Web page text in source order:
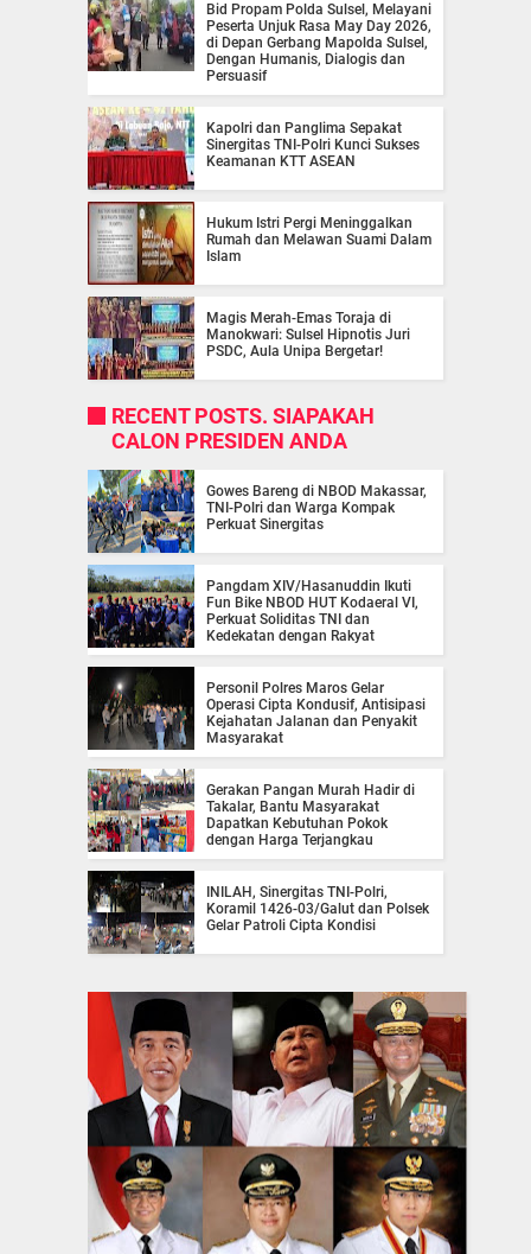
Bid Propam Polda Sulsel, Melayani
Peserta Unjuk Rasa May Day 2026,
di Depan Gerbang Mapolda Sulsel,
Dengan Humanis, Dialogis dan
Persuasif
Kapolri dan Panglima Sepakat
Sinergitas TNI-Polri Kunci Sukses
Keamanan KTT ASEAN
Hukum Istri Pergi Meninggalkan
Rumah dan Melawan Suami Dalam
Islam
Magis Merah-Emas Toraja di
Manokwari: Sulsel Hipnotis Juri
PSDC, Aula Unipa Bergetar!
RECENT POSTS. SIAPAKAH
CALON PRESIDEN ANDA
Gowes Bareng di NBOD Makassar,
TNI-Polri dan Warga Kompak
Perkuat Sinergitas
Pangdam XIV/Hasanuddin Ikuti
Fun Bike NBOD HUT Kodaeral VI,
Perkuat Soliditas TNI dan
Kedekatan dengan Rakyat
Personil Polres Maros Gelar
Operasi Cipta Kondusif, Antisipasi
Kejahatan Jalanan dan Penyakit
Masyarakat
Gerakan Pangan Murah Hadir di
Takalar, Bantu Masyarakat
Dapatkan Kebutuhan Pokok
dengan Harga Terjangkau
INILAH, Sinergitas TNI-Polri,
Koramil 1426-03/Galut dan Polsek
Gelar Patroli Cipta Kondisi